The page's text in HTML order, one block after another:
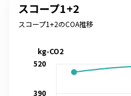
スコープ1+2
スコープ1+2のCOA推移
390
520
kg-CO2